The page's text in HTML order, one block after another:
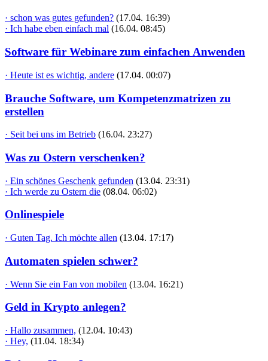
· schon was gutes gefunden? (17.04. 16:39)
· Ich habe eben einfach mal (16.04. 08:45)
Software für Webinare zum einfachen Anwenden
· Heute ist es wichtig, andere (17.04. 00:07)
Brauche Software, um Kompetenzmatrizen zu
erstellen
· Seit bei uns im Betrieb (16.04. 23:27)
Was zu Ostern verschenken?
· Ein schönes Geschenk gefunden (13.04. 23:31)
· Ich werde zu Ostern die (08.04. 06:02)
Onlinespiele
· Guten Tag. Ich möchte allen (13.04. 17:17)
Automaten spielen schwer?
· Wenn Sie ein Fan von mobilen (13.04. 16:21)
Geld in Krypto anlegen?
· Hallo zusammen, (12.04. 10:43)
· Hey, (11.04. 18:34)